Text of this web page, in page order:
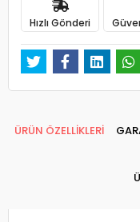
Hızlı Gönderi
ÜRÜN ÖZELLİKLERİ